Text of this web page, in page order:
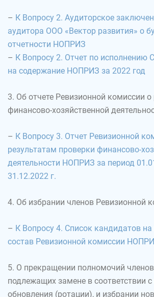
– К Вопросу 2. Аудиторское
аудитора ООО «Вектор развития» о
отчетности НОПРИЗ
– К Вопросу 2. Отчет по исполнению
на содержание НОПРИЗ за 2022 год
3. Об отчете Ревизионной комиссии о
финансово-хозяйственной
– К Вопросу 3. Отчет Ревизионной
результатам проверки финансово-
деятельности НОПРИЗ за период
31.12.2022 г.
4. Об избрании членов Ревизионной
– К Вопросу 4. Список кандидатов
состав Ревизионной комиссии
5. О прекращении полномочий
подлежащих замене в соответствии
обновления (ротации), и избрании